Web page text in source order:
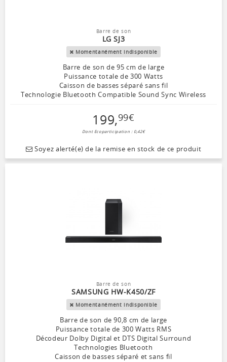
Barre de son
LG SJ3
Momentanément indisponible
Barre de son de 95 cm de large
Puissance totale de 300 Watts
Caisson de basses séparé sans fil
Technologie Bluetooth Compatible Sound Sync Wireless
199,99€
Dont Ecoparticipation : 0,42€
Soyez alerté(e) de la remise en stock de ce produit
Barre de son
SAMSUNG HW-K450/ZF
Momentanément indisponible
Barre de son de 90,8 cm de large
Puissance totale de 300 Watts RMS
Décodeur Dolby Digital et DTS Digital Surround
Technologies Bluetooth
Caisson de basses séparé et sans fil